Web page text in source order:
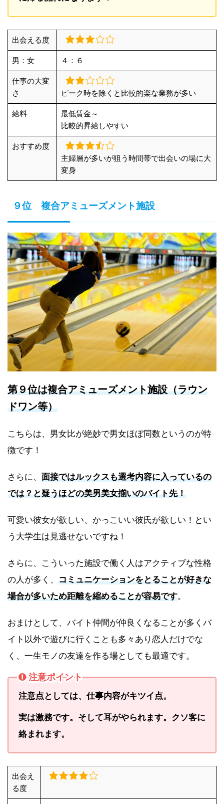
出会える度
男：女 ４：６
仕事の大変
さ
ピーク時を除くと比較的楽な業務が多い
給料
最低賃金～
比較的昇給しやすい
おすすめ度
主婦層が多いが狙う時間帯で出会いの場に大
変身
９位 複合アミューズメント施設
第９位は複合アミューズメント施設（ラウン
ドワン等）
こちらは、男女比が絶妙で男女ほぼ同数というのが特
徴です！
さらに、 面接ではルックスも選考内容に入っているの
では？と疑うほどの美男美女揃いのバイト先！
可愛い彼女が欲しい、かっこいい彼氏が欲しい！とい
う大学生は見逃せないですね！
さらに、こういった施設で働く人はアクティブな性格
の人が多く、 コミュニケーションをとることが好きな
場合が多いため距離を縮めることが容易です。
おまけとして、バイト仲間が仲良くなることが多くバ
イト以外で遊びに行くことも多々あり恋人だけでな
く、一生モノの友達を作る場としても最適です。
注意ポイント
注意点としては、仕事内容がキツイ点。
実は激務です。そして耳がやられます。クソ客に
絡まれます。
出会え
る度